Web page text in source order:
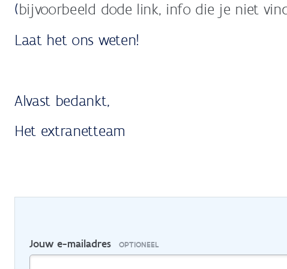
(bijvoorbeeld dode link, info die je niet
Laat het ons weten!
Alvast bedankt,
Het extranetteam
Jouw e-mailadres OPTIONEEL